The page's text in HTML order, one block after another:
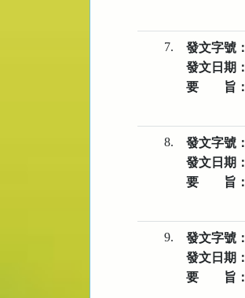
7. 發文字號：
發文日期：
要 旨：
8. 發文字號：
發文日期：
要 旨：
9. 發文字號：
發文日期：
要 旨：